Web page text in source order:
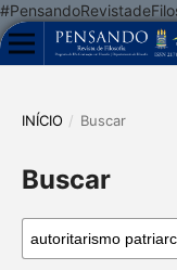
INÍCIO / Buscar
Buscar